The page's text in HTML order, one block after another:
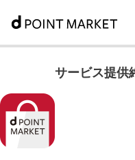
サービス提供